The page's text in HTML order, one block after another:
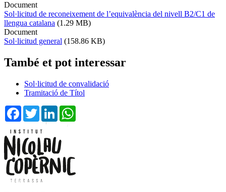
Document
Sol·licitud de reconeixement de l’equivalència del nivell B2/C1 de
llengua catalana (1.29 MB)
Document
Sol·licitud general (158.86 KB)
També et pot interessar
Sol·licitud de convalidació
Tramitació de Títol
FacebookTwitterLinkedIn